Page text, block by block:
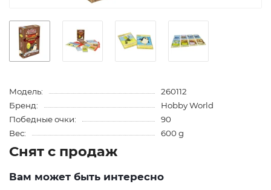
Модель:
260112
Бренд:
Hobby World
Победные очки:
90
Вес:
600 g
Снят с продаж
Вам может быть интересно